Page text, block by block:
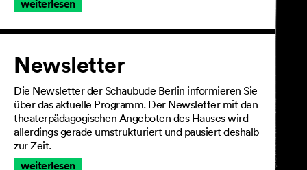
weiterlesen
Newsletter
Die Newsletter der Schaubude Berlin informieren Sie
über das aktuelle Programm. Der Newsletter mit den
theaterpädagogischen Angeboten des Hauses wird
allerdings gerade umstrukturiert und pausiert deshalb
zur Zeit.
weiterlesen